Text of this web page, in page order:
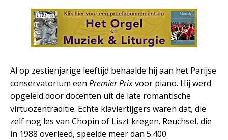
Al op zestienjarige leeftijd behaalde hij aan het Parijse
conservatorium een Premier Prixvoor piano. Hij werd
opgeleid door docenten uit de late romantische
virtuozentraditie. Echte klaviertijgers waren dat, die
zelf nog les van Chopin of Liszt kregen. Reuchsel, die
in 1988 overleed, speelde meer dan 5.400